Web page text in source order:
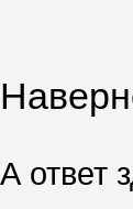
А ответ